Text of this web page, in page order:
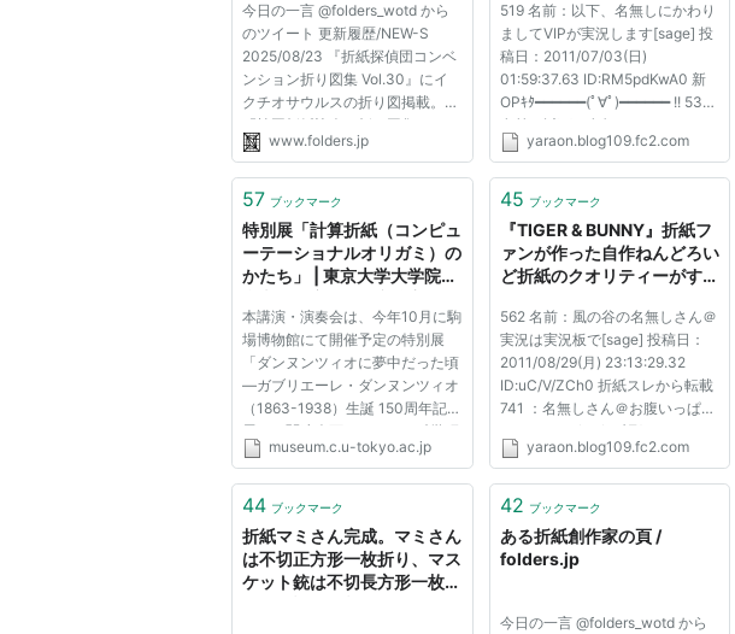
今日の一言 @folders_wotd から
のツイート 更新履歴/NEW-S
2025/08/23 『折紙探偵団コンベ
ンション折り図集 Vol.30』にイ
クチオサウルスの折り図掲載。
『韓国折紙協会の折り図集』にコ
リドラスの折り図掲載
付資料』にアルシノイテリウムの
折り図掲載、『折紙探偵団マガジ
ン210号』に天馬B...
www.folders.jp
須クリニィィィック｜やらお
ん！
519 名前：以下、名無しにかわり
ましてVIPが実況します[sage] 投
稿日：2011/07/03(日)
01:59:37.63 ID:RM5pdKwA0 新
OPｷﾀ━━━━━━(ﾟ∀ﾟ)━━━━━━ !! 539
名前：以下、名無しにかわりまし
てVIPが実況します[sage] 投稿
ID:L/wKVosG0 偽バンプｗ 540
てVIPが実況し...
yaraon.blog109.fc2.com
57 ブックマーク
特別展「計算折紙（コンピュ
ーテーショナルオリガミ）の
かたち」 | 東京大学大学院総
場博物館 展覧会スケジュー
ル
本講演・演奏会は、今年10月に駒
場博物館にて開催予定の特別展
「ダンヌンツィオに夢中だった頃
―ガブリエーレ・ダンヌンツィオ
（1863-1938）生誕 150周年記念
展」の関連企画の一つで、科学研
究費（基盤研究（B））「ヨーロ
と多様性の相克をめぐる地域文化
的研究」（研究代表者：石井洋二
郎...
museum.c.u-tokyo.ac.jp
45 ブックマーク
『TIGER & BUNNY』折紙フ
ァンが作った自作ねんどろい
ど折紙のクオリティーがすげ
562 名前：風の谷の名無しさん＠
実況は実況板で[sage] 投稿日：
2011/08/29(月) 23:13:29.32
ID:uC/V/ZCh0 折紙スレから転載
741 ：名無しさん＠お腹いっぱ
い。：2011/08/29(月)
20:14:33.45 ID:eENplvL40 自作
たので投下させて頂きます 564
名前：風の谷の名無しさん＠実況
は実況板で[sage...
yaraon.blog109.fc2.com
44 ブックマーク
折紙マミさん完成。マミさん
は不切正方形一枚折り、マス
ケット銃は不切長方形一枚折
42 ブックマーク
ある折紙創作家の頁 /
folders.jp
今日の一言 @folders_wotd から